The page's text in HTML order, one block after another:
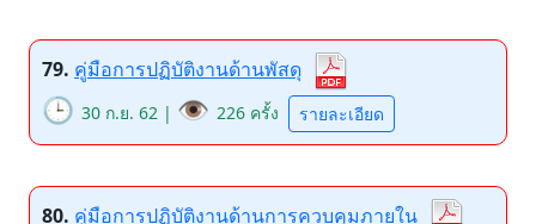
79. คู่มือการปฏิบัติงานด้านพัสดุ
🕒 30 ก.ย. 62 | 👁️ 226 ครั้ง รายละเอียด
80. คู่มือการปฏิบัติงานด้านการควบคุมภายใน